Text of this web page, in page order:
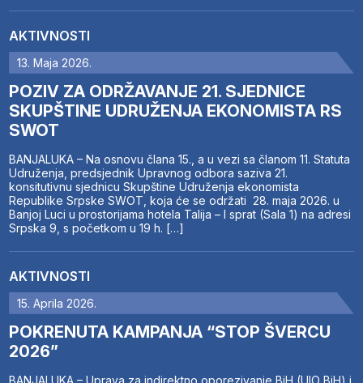
AKTIVNOSTI
13. Maja 2026.
POZIV ZA ODRŽAVANJE 21. SJEDNICE
SKUPŠTINE UDRUŽENJA EKONOMISTA RS
SWOT
BANJALUKA – Na osnovu člana 15., a u vezi sa članom 11. Statuta
Udruženja, predsjednik Upravnog odbora saziva 21.
konsitutivnu sjednicu Skupštine Udruženja ekonomista
Republike Srpske SWOT, koja će se održati 28. maja 2026. u
Banjoj Luci u prostorijama hotela Talija – I sprat (Sala 1) na adresi
Srpska 9, s početkom u 19 h. […]
AKTIVNOSTI
15. Aprila 2026.
POKRENUTA KAMPANJA “STOP ŠVERCU
2026”
BANJALUKA – Uprava za indirektno oporezivanje BiH (UIO BiH) i